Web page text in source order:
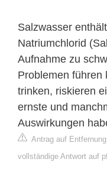
Salzwasser
Natriumchlorid
Aufnahme zu
Problemen führen
trinken, riskieren
ernste und
Auswirkungen
Antrag auf
vollständige Antwort auf